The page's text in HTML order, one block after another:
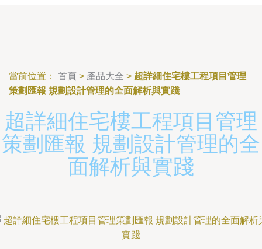
當前位置： 首頁 > 產品大全 > 超詳細住宅樓工程項目管理
策劃匯報 規劃設計管理的全面解析與實踐
超詳細住宅樓工程項目管理
策劃匯報 規劃設計管理的全
面解析與實踐